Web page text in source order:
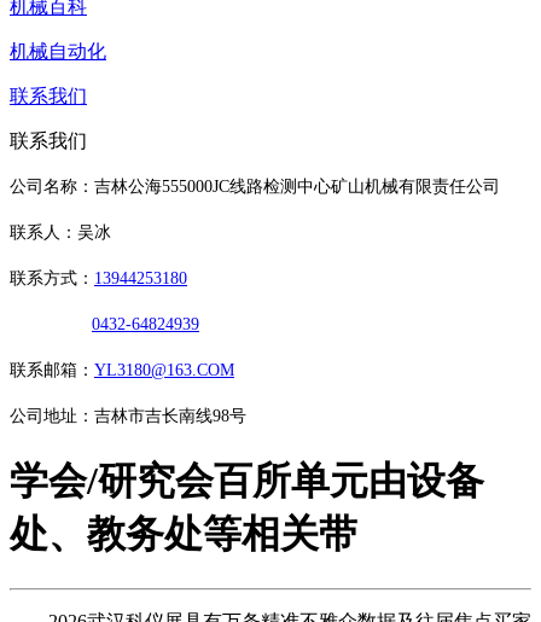
机械百科
机械自动化
联系我们
联系我们
公司名称：吉林公海555000JC线路检测中心矿山机械有限责任公司
联系人：吴冰
联系方式： 13944253180
0432-64824939
联系邮箱： YL3180@163.COM
公司地址：吉林市吉长南线98号
学会/研究会百所单元由设备
处、教务处等相关带